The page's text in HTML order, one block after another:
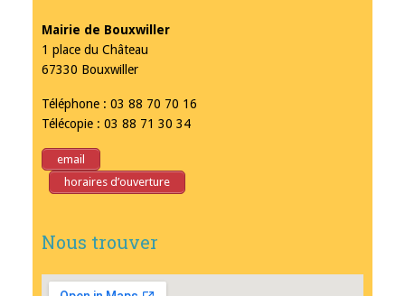
Mairie de Bouxwiller
1 place du Château
67330 Bouxwiller
Téléphone : 03 88 70 70 16
Télécopie : 03 88 71 30 34
email
horaires d’ouverture
Nous trouver